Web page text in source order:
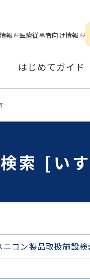
報 医療従事者向け情報
はじめてガイド
索 [い
ニコン製品取扱施設